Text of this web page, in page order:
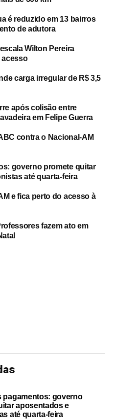
é reduzido em 13 bairros
de adutora
Wilton Pereira
acesso
carga irregular de R$ 3,5
após colisão entre
em Felipe Guerra
contra o Nacional-AM
governo promete quitar
até quarta-feira
e fica perto do acesso à
fazem ato em
pagamentos: governo
aposentados e
até quarta-feira